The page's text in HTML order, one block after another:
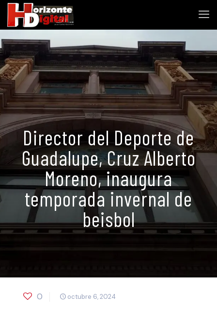
Director del Deporte de
Guadalupe, Cruz Alberto
Moreno, inaugura
temporada invernal de
beisbol
0 octubre 6, 2024